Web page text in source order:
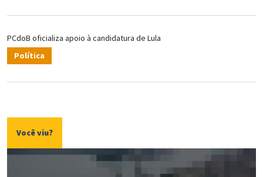
PCdoB oficializa apoio à candidatura de Lula
Política
Você viu?